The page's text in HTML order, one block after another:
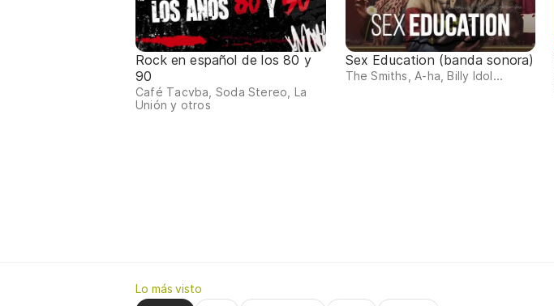
Rock en español de los 80 y
90
Café Tacvba, Soda Stereo, La
Unión y otros
Sex Education (banda sonora)
The Smiths, A-ha, Billy Idol...
Lo más visto